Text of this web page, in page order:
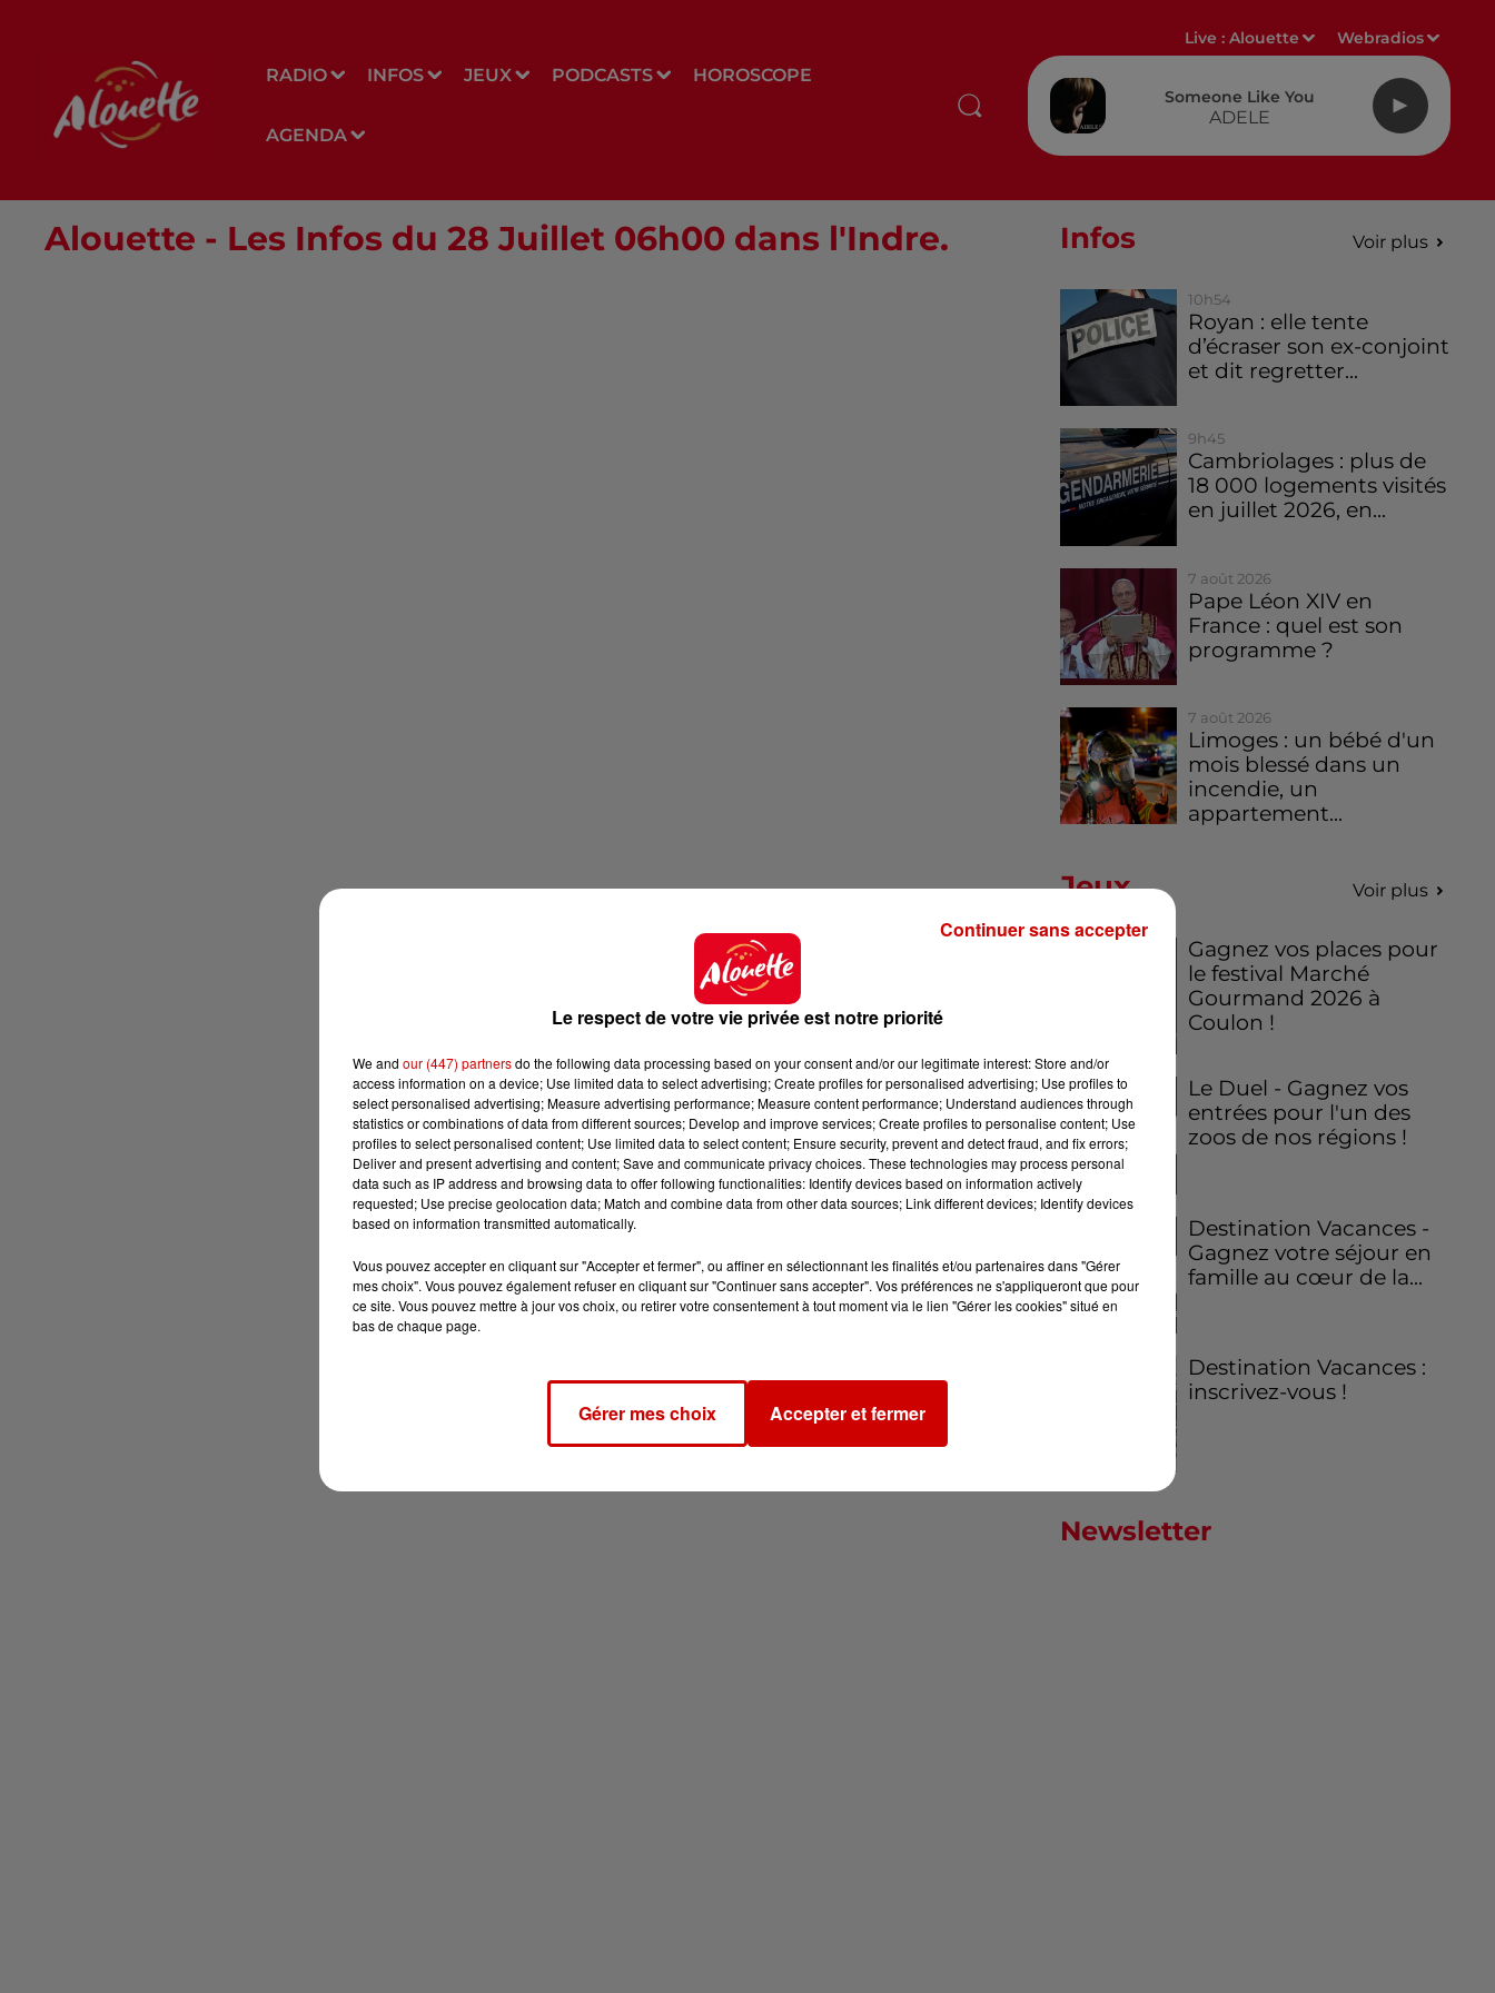
RADIO INFOS JEUX PODCASTS HOROSCOPE
AGENDA
Live :Alouette Webradios
Someone Like You
ADELE
Alouette - Les Infos du 28 Juillet 06h00 dans l'Indre. Infos Voir plus
10h54
Royan : elle tente
d’écraser son ex-conjoint
et dit regretter...
9h45
Cambriolages : plus de
18 000 logements visités
en juillet 2026, en...
7 août 2026
Pape Léon XIV en
France : quel est son
programme ?
7 août 2026
Limoges : un bébé d'un
mois blessé dans un
incendie, un
appartement...
Jeux Voir plus
Gagnez vos places pour
le festival Marché
Gourmand 2026 à
Coulon !
Le Duel - Gagnez vos
entrées pour l'un des
zoos de nos régions !
Destination Vacances -
Gagnez votre séjour en
famille au cœur de la...
Destination Vacances :
inscrivez-vous !
Newsletter
Le respect de votre vie privée est notre priorité
We and our (447) partnersdo the following data processing based on your consent and/or our legitimate interest: Store and/or
access information on a device; Use limited data to select advertising; Create profiles for personalised advertising; Use profiles to
select personalised advertising; Measure advertising performance; Measure content performance; Understand audiences through
statistics or combinations of data from different sources; Develop and improve services; Create profiles to personalise content; Use
profiles to select personalised content; Use limited data to select content; Ensure security, prevent and detect fraud, and fix errors;
Deliver and present advertising and content; Save and communicate privacy choices. These technologies may process personal
data such as IP address and browsing data to offer following functionalities: Identify devices based on information actively
requested; Use precise geolocation data; Match and combine data from other data sources; Link different devices; Identify devices
based on information transmitted automatically.
Vous pouvez accepter en cliquant sur "Accepter et fermer", ou affiner en sélectionnant les finalités et/ou partenaires dans "Gérer
mes choix". Vous pouvez également refuser en cliquant sur "Continuer sans accepter". Vos préférences ne s'appliqueront que pour
ce site. Vous pouvez mettre à jour vos choix, ou retirer votre consentement à tout moment via le lien "Gérer les cookies" situé en
bas de chaque page.
Gérer mes choix Accepter et fermer
Continuer sans accepter